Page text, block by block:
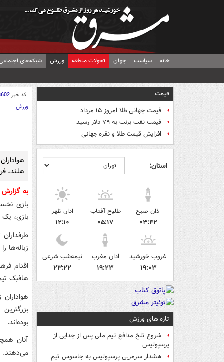
خانه سیاست جهان تحولات منطقه ورزش شبکه‌های
قیمت
قیمت جهانی طلا امروز ۱۵ مرداد
قیمت نفت برنت به ۷۹ دلار رسید
افزایش قیمت طلا و نقره جهانی
استان:
اذان صبح
۰۳:۴۲
طلوع آفتاب
۰۵:۱۷
اذان ظهر
۱۲:۱۰
غروب خورشید
۱۹:۰۳
اذان مغرب
۱۹:۲۳
نیمه‌شب شرعی
۲۳:۲۲
تازه های ورزش
شروع تلخ مدافع تیم ملی پس از جدایی از
پرسپولیس
هشدار سرمربی پرسپولیس به جاسوس تیم
کد خبر
ورزش
هلند،
به
بازی، یک
زباله‌ها
اقدام
هافبک
بوده‌اند.
آنان
می‌دهند.